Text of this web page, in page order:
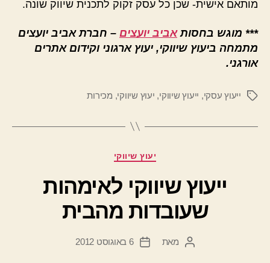
מותאם אישית- שכן כל עסק זקוק לתכנית שיווק שונה.
*** מוגש בחסותאביב יועצים – חברת אביב יועצים
מתמחה ביעוץ שיווקי, יעוץ ארגוני וקידום אתרים
אורגני.
תגיותייעוץ עסקי, ייעוץ שיווקי, יעוץ שיווקי, מכירות
קטגוריות
יעוץ שיווקי
ייעוץ שיווקי לאימהות
שעובדות מהבית
המחבר
מאת
תאריך
6 באוגוסט 2012